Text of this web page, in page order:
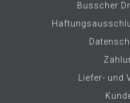
Busscher
Liefer- und